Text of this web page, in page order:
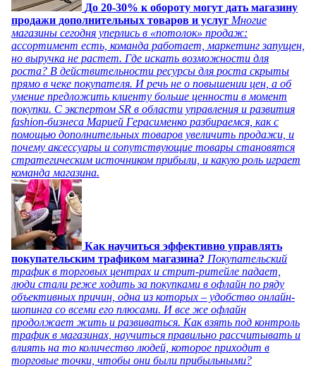
До 20-30% к обороту могут дать магазину
продажи дополнительных товаров и услуг Многие
магазины сегодня уперлись в «потолок» продаж:
ассортимент есть, команда работает, маркетинг запущен,
но выручка не растет. Где искать возможности для
роста? В действительности ресурсы для роста скрыты
прямо в чеке покупателя. И речь не о повышении цен, а об
умение предложить клиенту больше ценности в момент
покупки. С экспертом SR в области управления и развития
fashion-бизнеса Марией Герасименко разбираемся, как с
помощью дополнительных товаров увеличить продажи, и
почему аксессуары и сопутствующие товары становятся
стратегическим источником прибыли, и какую роль играет
команда магазина.
Как научиться эффективно управлять
покупательским трафиком магазина? Покупательский
трафик в торговых центрах и стрит-ритейле падает,
люди стали реже ходить за покупками в офлайн по ряду
объективных причин, одна из которых – удобство онлайн-
шопинга со всеми его плюсами. И все же офлайн
продолжает жить и развиваться. Как взять под контроль
трафик в магазинах, научиться правильно рассчитывать и
влиять на то количество людей, которое приходит в
торговые точки, чтобы они были прибыльными?